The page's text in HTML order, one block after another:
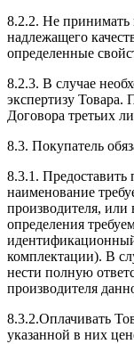
8.2.2. Не принимать
надлежащего
определенные
8.2.3. В случае
экспертизу Товара.
Договора третьих
8.3. Покупатель
8.3.1. Предоставить
наименование
производителя, или
определения
комплектации). В
нести полную
производителя
8.3.2.Оплачивать
указанной в них